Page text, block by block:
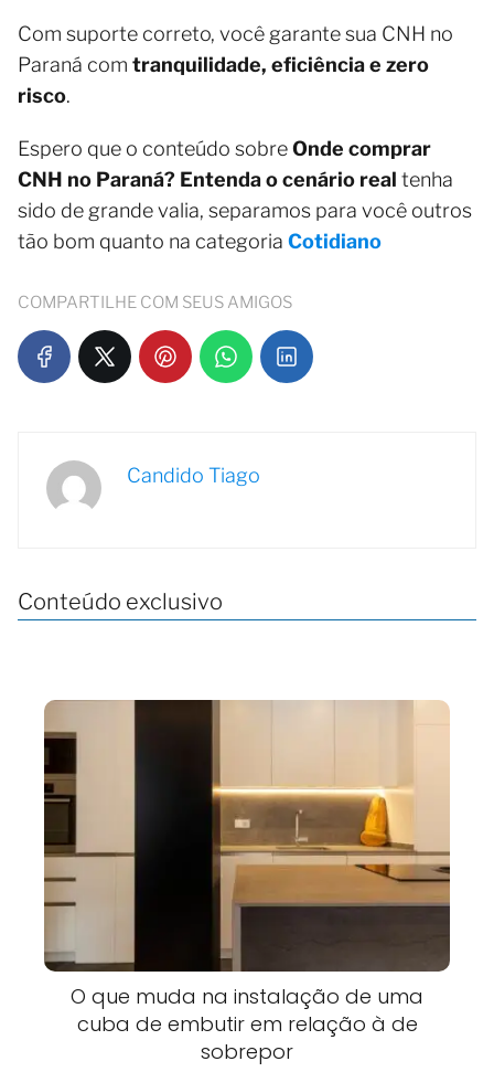
Com suporte correto, você garante sua CNH no
Paraná com tranquilidade, eficiência e zero
risco.
Espero que o conteúdo sobreOnde comprar
CNH no Paraná? Entenda o cenário real tenha
sido de grande valia, separamos para você outros
tão bom quanto na categoria Cotidiano
COMPARTILHE COM SEUS AMIGOS
Candido Tiago
Conteúdo exclusivo
O que muda na instalação de uma
cuba de embutir em relação à de
sobrepor